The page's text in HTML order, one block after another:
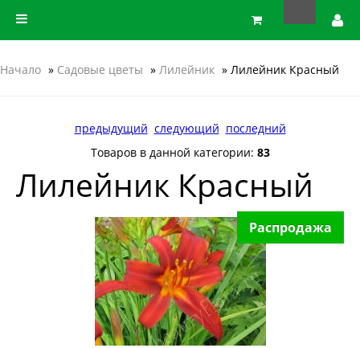
Начало » Садовые цветы » Лилейник » Лилейник Красный
предыдущий следующий последний
Товаров в данной категории: 83
Лилейник Красный
Распродажа